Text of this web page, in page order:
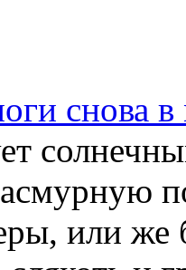
снова
или же